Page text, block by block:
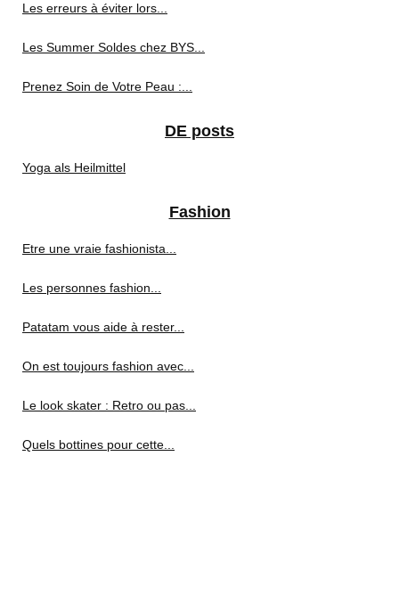
Les erreurs à éviter lors...
Les Summer Soldes chez BYS...
Prenez Soin de Votre Peau :...
DE posts
Yoga als Heilmittel
Fashion
Etre une vraie fashionista...
Les personnes fashion...
Patatam vous aide à rester...
On est toujours fashion avec...
Le look skater : Retro ou pas...
Quels bottines pour cette...